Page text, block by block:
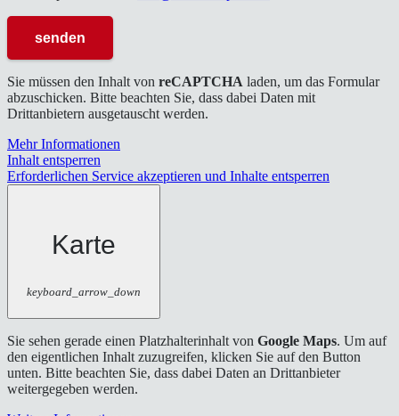
Sie müssen den Inhalt von reCAPTCHA laden, um das Formular
abzuschicken. Bitte beachten Sie, dass dabei Daten mit
Drittanbietern ausgetauscht werden.
Mehr Informationen
Inhalt entsperren
Erforderlichen Service akzeptieren und Inhalte entsperren
Karte
keyboard_arrow_down
Sie sehen gerade einen Platzhalterinhalt von Google Maps. Um auf
den eigentlichen Inhalt zuzugreifen, klicken Sie auf den Button
unten. Bitte beachten Sie, dass dabei Daten an Drittanbieter
weitergegeben werden.